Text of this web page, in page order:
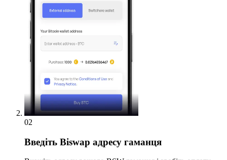
02
Введіть Biswap адресу гаманця